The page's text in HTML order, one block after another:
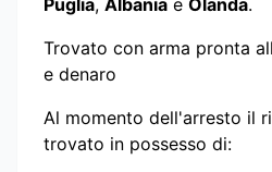
Trovato con arma pronta
e denaro
Al momento dell'arresto il
trovato in possesso di: